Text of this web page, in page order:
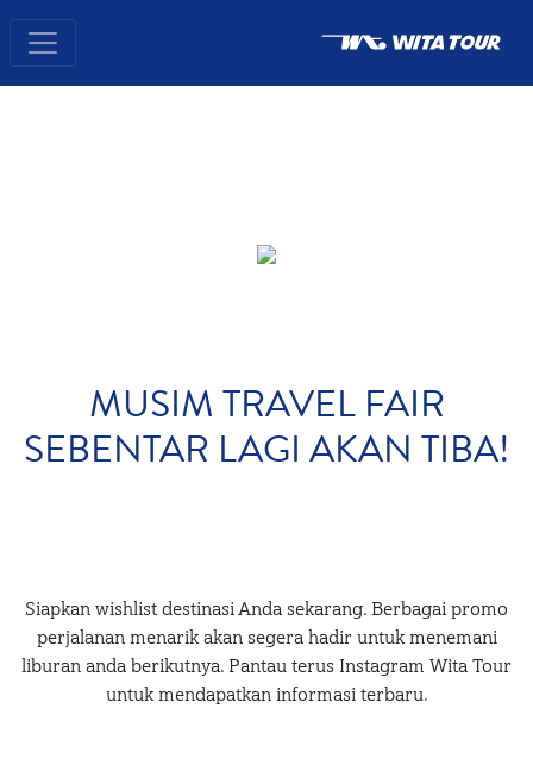
MUSIM TRAVEL FAIR
SEBENTAR LAGI AKAN TIBA!
Siapkan wishlist destinasi Anda sekarang. Berbagai promo
perjalanan menarik akan segera hadir untuk menemani
liburan anda berikutnya. Pantau terus Instagram Wita Tour
untuk mendapatkan informasi terbaru.